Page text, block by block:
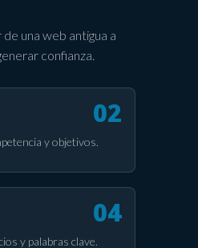
una web antigua a
confianza.
y objetivos.
y palabras clave.